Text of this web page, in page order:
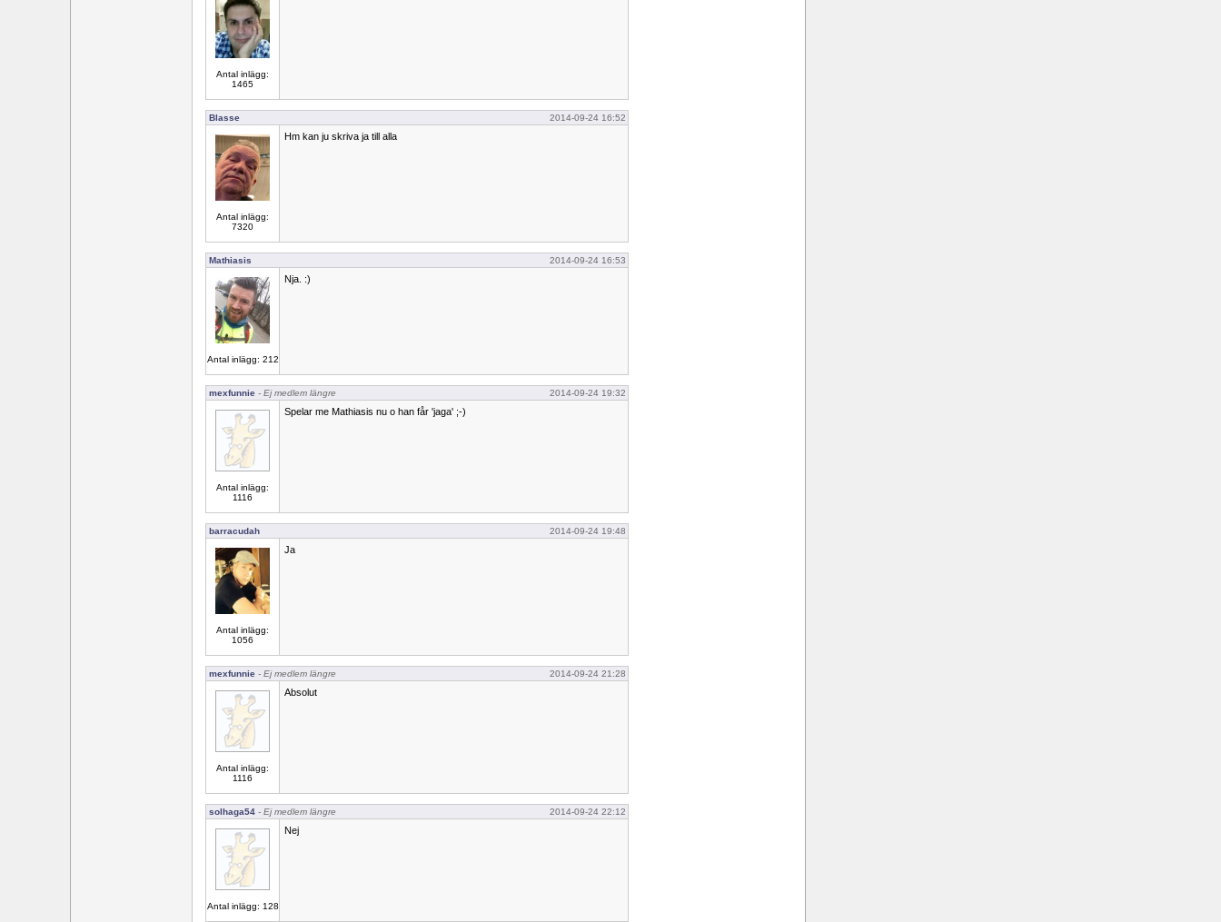
Antal inlägg:
1465
Blasse 2014-09-24 16:52
Antal inlägg:
7320
Hm kan ju skriva ja till alla
Mathiasis 2014-09-24 16:53
Antal inlägg: 212
Nja. :)
mexfunnie - Ej medlem längre 2014-09-24 19:32
Antal inlägg:
1116
Spelar me Mathiasis nu o han får 'jaga' ;-)
barracudah 2014-09-24 19:48
Antal inlägg:
1056
Ja
mexfunnie - Ej medlem längre 2014-09-24 21:28
Antal inlägg:
1116
Absolut
solhaga54 - Ej medlem längre 2014-09-24 22:12
Antal inlägg: 128
Nej